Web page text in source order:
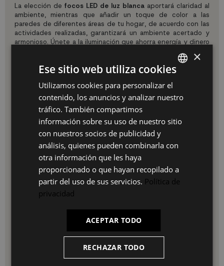
La elección defocos LED de luz blancaaportará claridad al
ambiente, mientras que añadir un toque de color a las
paredes de diferentes áreas de tu hogar, de acuerdo con las
actividades realizadas, garantizará un ambiente acertado y
armonioso. Únete a la iluminación que ahorra energía y dinero
Ilumina cada espacio de manera efectiva
iluminaciónadaptada. Para la zona de estudio, opta por
tonalidades verdes y amarillas en las paredes, ya que
estimulan la inteligencia, la creatividad y la concentración.
Nuestros modernos focos de techo proporcionarán una
iluminación que emula la luz del día, evitando la pérdida de
concentración durante largas horas de trabajo o estudio.
En el salón, donde se comparten momentos con familiares y
amigos, los focos de techoson altamente recomendados.
Una buena iluminación contribuirá a que esos momentos
sean aún más agradables y relajantes. Si tienes un rincón de
lectura, unfoco de luz blancate permitirá disfrutar de tus
libros sin distracciones ni somnolencia.
En la cocina, lailuminaciónadecuada es esencial para
realizar tareas culinarias de forma segura y eficiente. Utiliza
focos dirigibles para iluminar estanterías, cajones, armarios y
encimeras, creando un espacio funcional y evitando
En el baño, donde dedicas tiempo a tu cuidado personal
SPANISH
ES
PT
×
Ese sitio web utiliza cookies
Utilizamos cookies para personalizar el
contenido, los anuncios y analizar nuestro
tráfico. También compartimos
información sobre su uso de nuestro sitio
con nuestros socios de publicidad y
análisis, quienes pueden combinarla con
otra información que les haya
proporcionado o que hayan recopilado a
partir del uso de sus servicios. Política de
privacidad
ACEPTAR TODO
RECHAZAR TODO